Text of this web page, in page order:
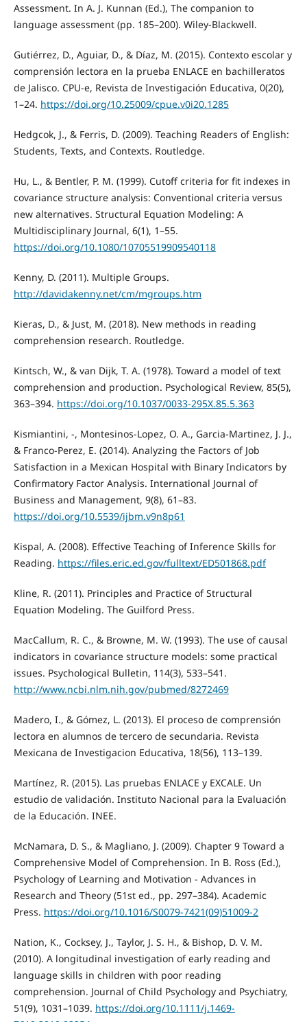
Assessment. In A. J. Kunnan (Ed.), The companion to
language assessment (pp. 185–200). Wiley-Blackwell.
Gutiérrez, D., Aguiar, D., & Díaz, M. (2015). Contexto escolar y
comprensión lectora en la prueba ENLACE en bachilleratos
de Jalisco. CPU-e, Revista de Investigación Educativa, 0(20),
1–24. https://doi.org/10.25009/cpue.v0i20.1285
Hedgcok, J., & Ferris, D. (2009). Teaching Readers of English:
Students, Texts, and Contexts. Routledge.
Hu, L., & Bentler, P. M. (1999). Cutoff criteria for fit indexes in
covariance structure analysis: Conventional criteria versus
new alternatives. Structural Equation Modeling: A
Multidisciplinary Journal, 6(1), 1–55.
https://doi.org/10.1080/10705519909540118
Kenny, D. (2011). Multiple Groups.
http://davidakenny.net/cm/mgroups.htm
Kieras, D., & Just, M. (2018). New methods in reading
comprehension research. Routledge.
Kintsch, W., & van Dijk, T. A. (1978). Toward a model of text
comprehension and production. Psychological Review, 85(5),
363–394. https://doi.org/10.1037/0033-295X.85.5.363
Kismiantini, -, Montesinos-Lopez, O. A., Garcia-Martinez, J. J.,
& Franco-Perez, E. (2014). Analyzing the Factors of Job
Satisfaction in a Mexican Hospital with Binary Indicators by
Confirmatory Factor Analysis. International Journal of
Business and Management, 9(8), 61–83.
https://doi.org/10.5539/ijbm.v9n8p61
Kispal, A. (2008). Effective Teaching of Inference Skills for
Reading. https://files.eric.ed.gov/fulltext/ED501868.pdf
Kline, R. (2011). Principles and Practice of Structural
Equation Modeling. The Guilford Press.
MacCallum, R. C., & Browne, M. W. (1993). The use of causal
indicators in covariance structure models: some practical
issues. Psychological Bulletin, 114(3), 533–541.
http://www.ncbi.nlm.nih.gov/pubmed/8272469
Madero, I., & Gómez, L. (2013). El proceso de comprensión
lectora en alumnos de tercero de secundaria. Revista
Mexicana de Investigacion Educativa, 18(56), 113–139.
Martínez, R. (2015). Las pruebas ENLACE y EXCALE. Un
estudio de validación. Instituto Nacional para la Evaluación
de la Educación. INEE.
McNamara, D. S., & Magliano, J. (2009). Chapter 9 Toward a
Comprehensive Model of Comprehension. In B. Ross (Ed.),
Psychology of Learning and Motivation - Advances in
Research and Theory (51st ed., pp. 297–384). Academic
Press. https://doi.org/10.1016/S0079-7421(09)51009-2
Nation, K., Cocksey, J., Taylor, J. S. H., & Bishop, D. V. M.
(2010). A longitudinal investigation of early reading and
language skills in children with poor reading
comprehension. Journal of Child Psychology and Psychiatry,
51(9), 1031–1039. https://doi.org/10.1111/j.1469-